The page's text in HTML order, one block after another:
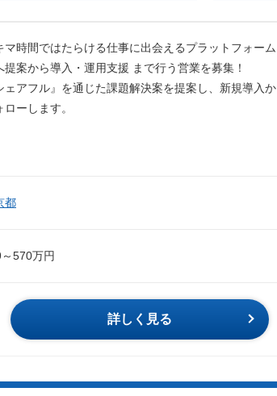
マ時間ではたらける仕事に出会えるプラットフォー
提案から導入・運用支援 まで行う営業を募集！
ェアフル』を通じた課題解決案を提案し、新規導入
ローします。
都
570万円
詳しく見る